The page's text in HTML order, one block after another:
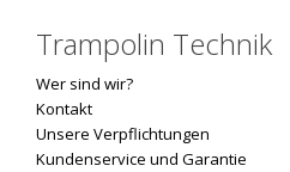
Trampolin Technik
Wer sind wir?
Kontakt
Unsere Verpflichtungen
Kundenservice und Garantie